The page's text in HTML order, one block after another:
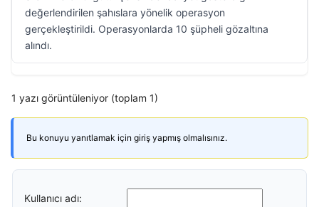
değerlendirilen şahıslara yönelik operasyon
gerçekleştirildi. Operasyonlarda 10 şüpheli gözaltına
alındı.
1 yazı görüntüleniyor (toplam 1)
Bu konuyu yanıtlamak için giriş yapmış olmalısınız.
Kullanıcı adı: